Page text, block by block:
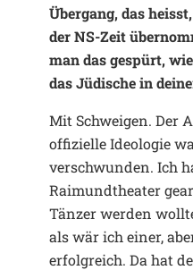
Übergang, das
der NS-Zeit
man das gespürt,
das Jüdische in
Mit Schweigen. Der
offizielle Ideologie
verschwunden. Ich
Raimundtheater
Tänzer werden
als wär ich einer,
erfolgreich. Da hat